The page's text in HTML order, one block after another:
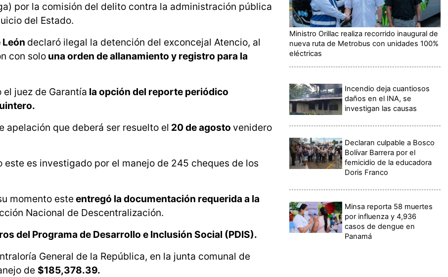
por la comisión del delito contra la administración pública
del Estado.
León declaró ilegal la detención del exconcejal Atencio, al
con solo una orden de allanamiento y registro para la
juez de Garantía la opción del reporte periódico
apelación que deberá ser resuelto el 20 de agosto venidero
este es investigado por el manejo de 245 cheques de los
momento esteentregó la documentación requerida a la
Nacional de Descentralización.
del Programa de Desarrollo e Inclusión Social (PDIS).
General de la República, en la junta comunal de
de $185,378.39.
Ministro Orillac realiza recorrido inaugural de
nueva ruta de Metrobus con unidades 100%
eléctricas
Incendio deja cuantiosos
daños en el INA, se
investigan las causas
Declaran culpable a Bosco
Bolívar Barrera por el
femicidio de la educadora
Doris Franco
Minsa reporta 58 muertes
por influenza y 4,936
casos de dengue en
Panamá